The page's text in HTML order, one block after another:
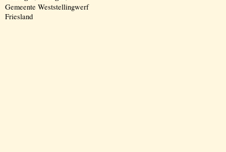
Gemeente Weststellingwerf
Friesland